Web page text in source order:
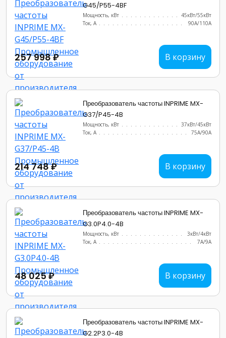
G45/P55-4BF
Мощность, кВт
45кВт/55кВт
Ток, А
90А/110А
257 998 ₽ В корзину
Преобразователь частоты INPRIME MX-
G37/P45-4B
Мощность, кВт
37кВт/45кВт
Ток, А
75А/90A
214 748 ₽ В корзину
Преобразователь частоты INPRIME MX-
G3.0P4.0-4B
Мощность, кВт
3кВт/4кВт
Ток, А
7А/9А
48 025 ₽ В корзину
Преобразователь частоты INPRIME MX-
G2.2P3.0-4B